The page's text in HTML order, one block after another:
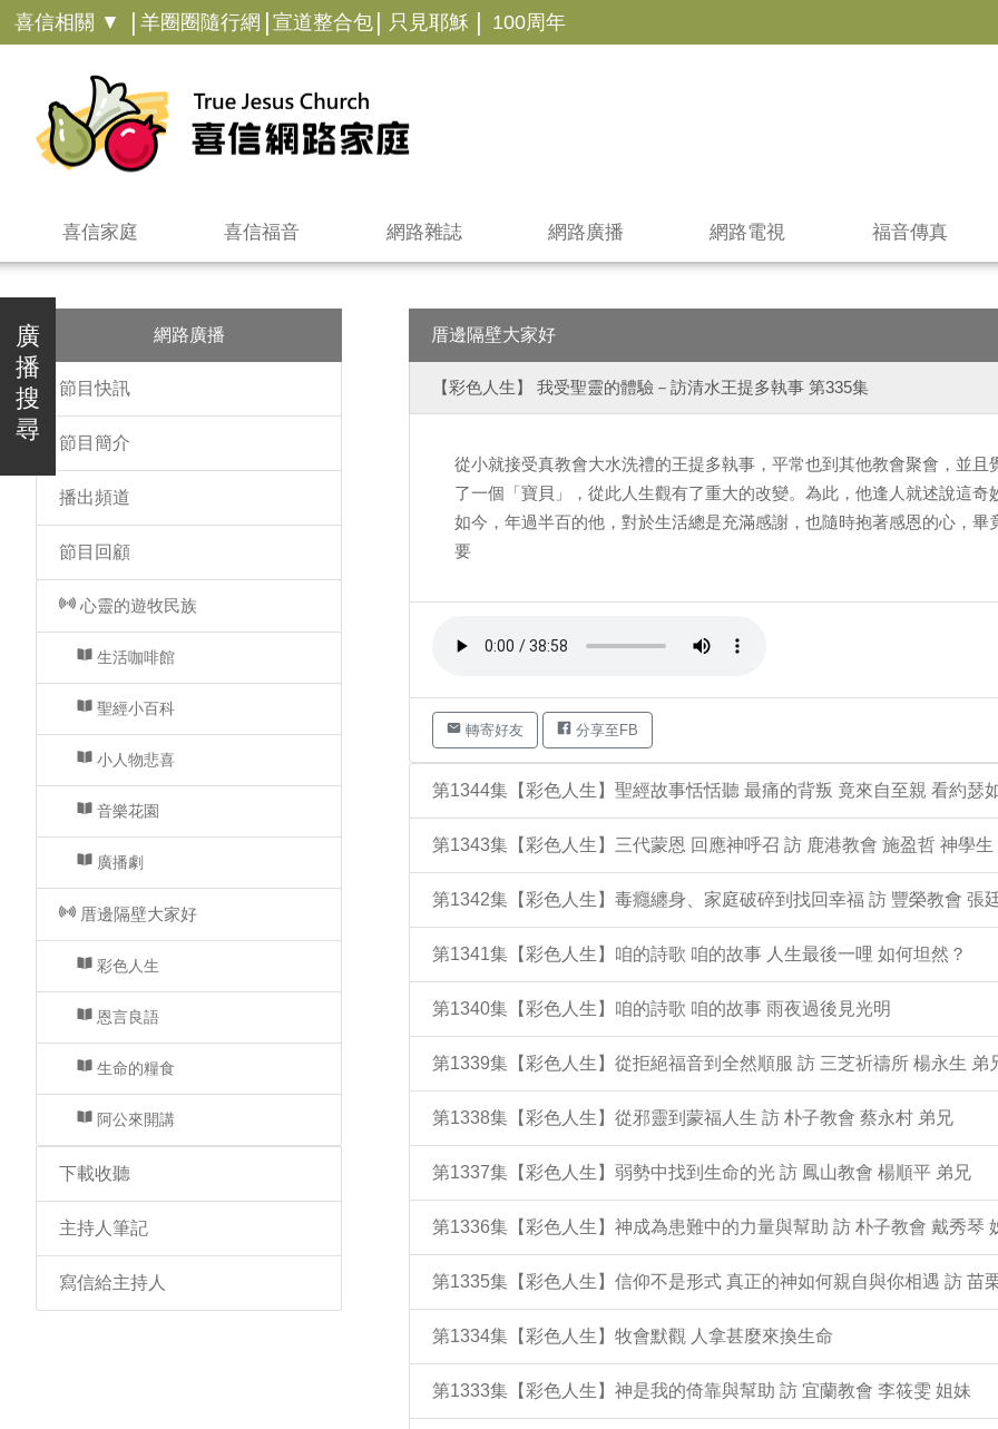
喜信相關 ▼ | 羊圈圈隨行網 | 宣道整合包 | 只見耶穌 | 100周年
喜信家庭 喜信福音 網路雜誌 網路廣播 網路電視 福音傳真
廣
播
搜
尋
網路廣播
節目快訊
節目簡介
播出頻道
節目回顧
心靈的遊牧民族
生活咖啡館
聖經小百科
小人物悲喜
音樂花園
廣播劇
厝邊隔壁大家好
彩色人生
恩言良語
生命的糧食
阿公來開講
下載收聽
主持人筆記
寫信給主持人
厝邊隔壁大家好
【彩色人生】 我受聖靈的體驗－訪清水王提多執事 第335集
從小就接受真教會大水洗禮的王提多執事，平常也到其他教會聚會，並
了一個「寶貝」，從此人生觀有了重大的改變。為此，他逢人就述說這
如今，年過半百的他，對於生活總是充滿感謝，也隨時抱著感恩的心，
要
轉寄好友 分享至FB
第1344集【彩色人生】聖經故事恬恬聽 最痛的背叛 竟來自至親 看約瑟
第1343集【彩色人生】三代蒙恩 回應神呼召 訪 鹿港教會 施盈哲 神學生
第1342集【彩色人生】毒癮纏身、家庭破碎到找回幸福 訪 豐榮教會 張
第1341集【彩色人生】咱的詩歌 咱的故事 人生最後一哩 如何坦然？
第1340集【彩色人生】咱的詩歌 咱的故事 雨夜過後見光明
第1339集【彩色人生】從拒絕福音到全然順服 訪 三芝祈禱所 楊永生 弟
第1338集【彩色人生】從邪靈到蒙福人生 訪 朴子教會 蔡永村 弟兄
第1337集【彩色人生】弱勢中找到生命的光 訪 鳳山教會 楊順平 弟兄
第1336集【彩色人生】神成為患難中的力量與幫助 訪 朴子教會 戴秀琴
第1335集【彩色人生】信仰不是形式 真正的神如何親自與你相遇 訪 苗
第1334集【彩色人生】牧會默觀 人拿甚麼來換生命
第1333集【彩色人生】神是我的倚靠與幫助 訪 宜蘭教會 李筱雯 姐妹